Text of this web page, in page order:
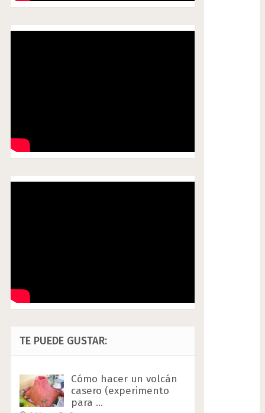
TE PUEDE GUSTAR:
Cómo hacer un volcán
casero (experimento
para …